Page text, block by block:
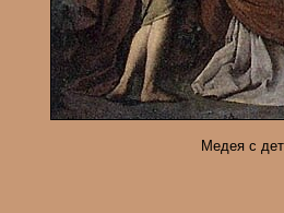
Медея с